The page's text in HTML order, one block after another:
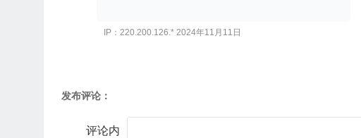
IP：220.200.126.* 2024年11月11日
发布评论：
评论内